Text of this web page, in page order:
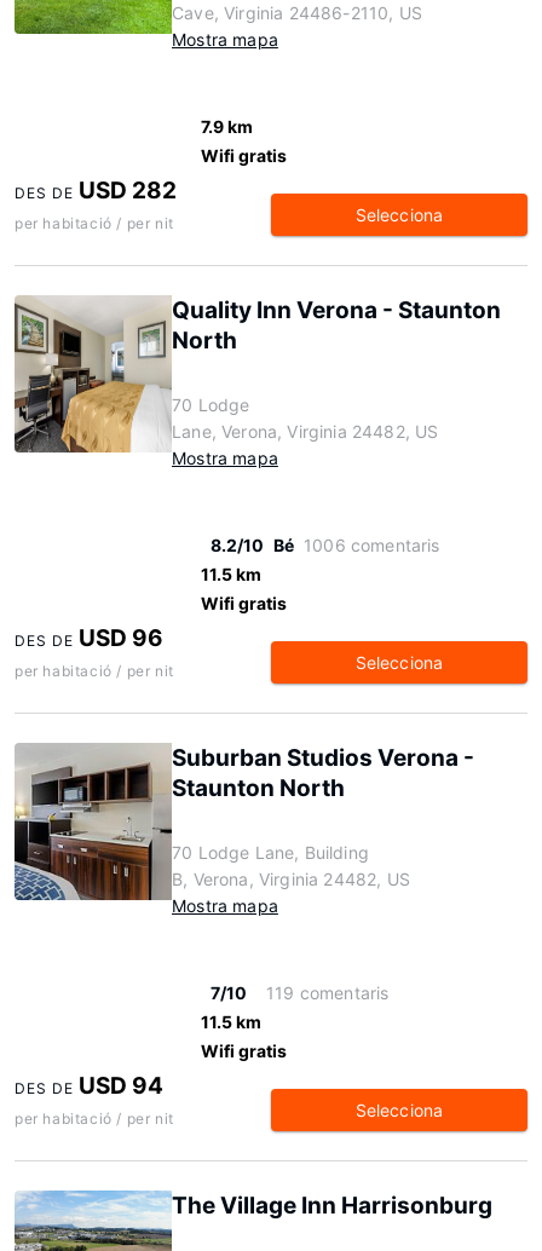
Cave, Virginia 24486-2110, US
Mostra mapa
7.9 km
Wifi gratis
DES DE USD 282
per habitació / per nit Selecciona
Quality Inn Verona - Staunton
North
70 Lodge
Lane, Verona, Virginia 24482, US
Mostra mapa
8.2/10 Bé 1006 comentaris
11.5 km
Wifi gratis
DES DE USD 96
per habitació / per nit Selecciona
Suburban Studios Verona -
Staunton North
70 Lodge Lane, Building
B, Verona, Virginia 24482, US
Mostra mapa
7/10
119 comentaris
11.5 km
Wifi gratis
DES DE USD 94
per habitació / per nit Selecciona
The Village Inn Harrisonburg